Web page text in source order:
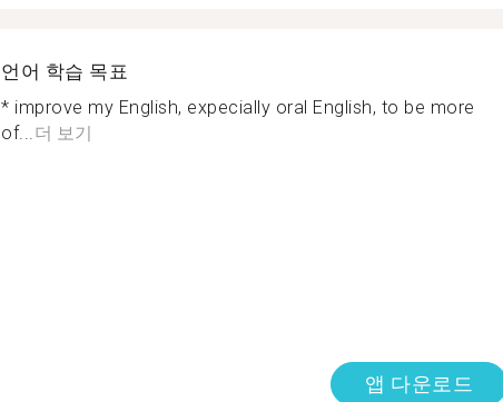
언어 학습 목표
* improve my English, expecially oral English, to be more
of...더 보기
앱 다운로드